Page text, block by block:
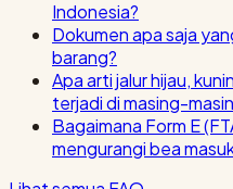
Indonesia?
Dokumen apa saja
barang?
Apa arti jalur hijau,
terjadi di masing-
Bagaimana Form E
mengurangi bea